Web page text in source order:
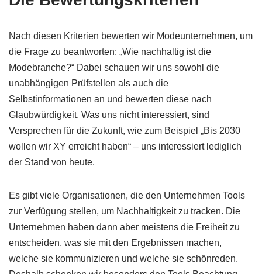
Nach diesen Kriterien bewerten wir Modeunternehmen, um
die Frage zu beantworten: „Wie nachhaltig ist die
Modebranche?“ Dabei schauen wir uns sowohl die
unabhängigen Prüfstellen als auch die
Selbstinformationen an und bewerten diese nach
Glaubwürdigkeit. Was uns nicht interessiert, sind
Versprechen für die Zukunft, wie zum Beispiel „Bis 2030
wollen wir XY erreicht haben“ – uns interessiert lediglich
der Stand von heute.
Es gibt viele Organisationen, die den Unternehmen Tools
zur Verfügung stellen, um Nachhaltigkeit zu tracken. Die
Unternehmen haben dann aber meistens die Freiheit zu
entscheiden, was sie mit den Ergebnissen machen,
welche sie kommunizieren und welche sie schönreden.